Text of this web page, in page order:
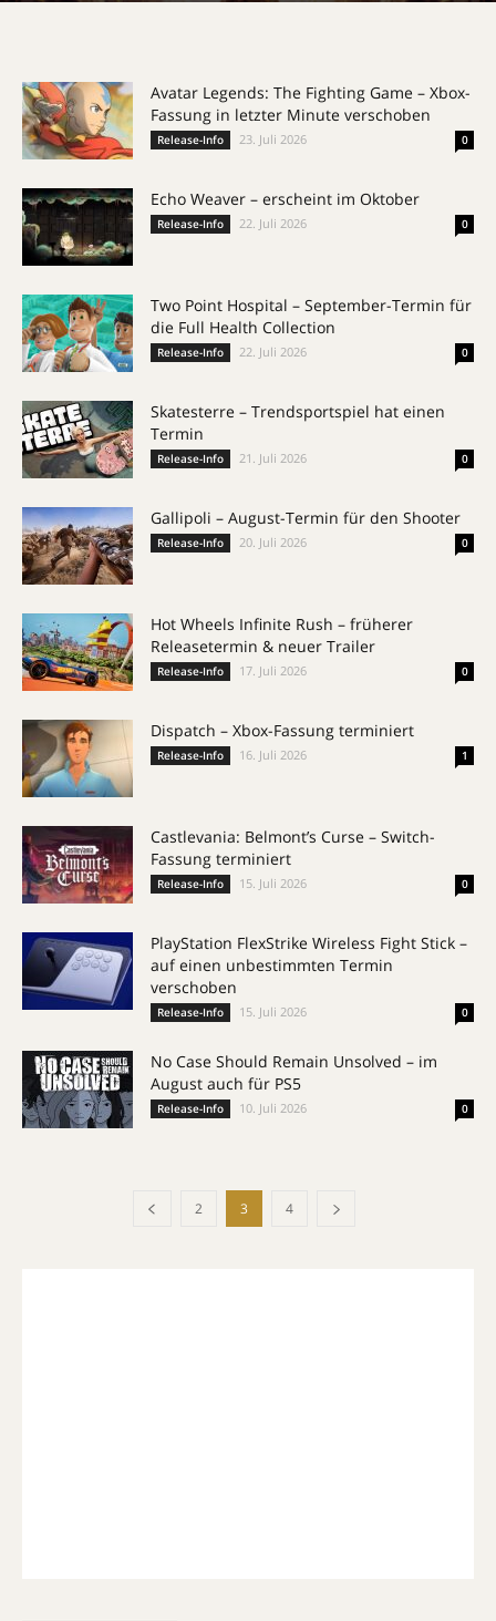
Avatar Legends: The Fighting Game – Xbox-
Fassung in letzter Minute verschoben
Release-Info 23. Juli 2026 0
Echo Weaver – erscheint im Oktober
Release-Info 22. Juli 2026 0
Two Point Hospital – September-Termin für
die Full Health Collection
Release-Info 22. Juli 2026 0
Skatesterre – Trendsportspiel hat einen
Termin
Release-Info 21. Juli 2026 0
Gallipoli – August-Termin für den Shooter
Release-Info 20. Juli 2026 0
Hot Wheels Infinite Rush – früherer
Releasetermin & neuer Trailer
Release-Info 17. Juli 2026 0
Dispatch – Xbox-Fassung terminiert
Release-Info 16. Juli 2026 1
Castlevania: Belmont’s Curse – Switch-
Fassung terminiert
Release-Info 15. Juli 2026 0
PlayStation FlexStrike Wireless Fight Stick –
auf einen unbestimmten Termin
verschoben
Release-Info 15. Juli 2026 0
No Case Should Remain Unsolved – im
August auch für PS5
Release-Info 10. Juli 2026 0
2 3 4